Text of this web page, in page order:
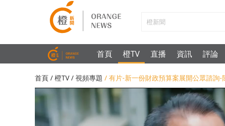
首頁 橙TV 直播 資訊 評論
首頁 / 橙TV/ 視頻專題 / 有片-新一份財政預算案展開公眾諮詢